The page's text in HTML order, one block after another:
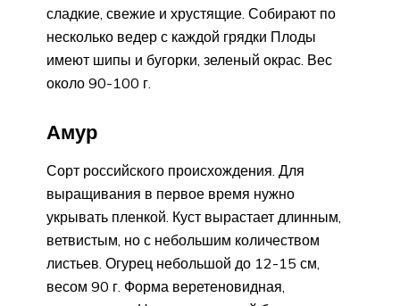
сладкие, свежие и хрустящие. Собирают по
несколько ведер с каждой грядки Плоды
имеют шипы и бугорки, зеленый окрас. Вес
около 90-100 г.
Амур
Сорт российского происхождения. Для
выращивания в первое время нужно
укрывать пленкой. Куст вырастает длинным,
ветвистым, но с небольшим количеством
листьев. Огурец небольшой до 12-15 см,
весом 90 г. Форма веретеновидная,